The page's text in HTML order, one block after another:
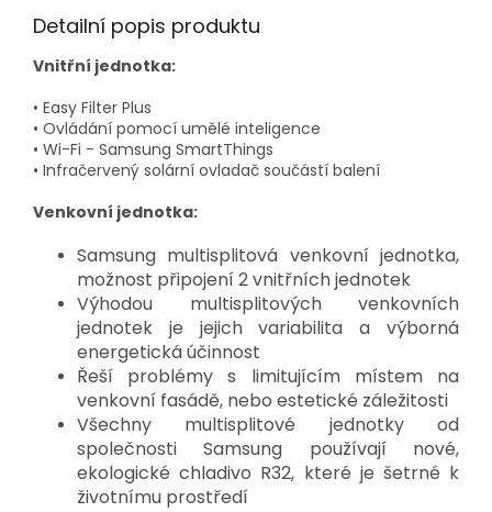
Detailní popis produktu
Vnitřní jednotka:
• Easy Filter Plus
• Ovládání pomocí umělé inteligence
• Wi-Fi - Samsung SmartThings
• Infračervený solární ovladač součástí balení
Venkovní jednotka:
Samsung multisplitová venkovní jednotka,
možnost připojení 2 vnitřních jednotek
Výhodou multisplitových venkovních
jednotek je jejich variabilita a výborná
energetická účinnost
Řeší problémy s limitujícím místem na
venkovní fasádě, nebo estetické záležitosti
Všechny multisplitové jednotky od
společnosti Samsung používají nové,
ekologické chladivo R32, které je šetrné k
životnímu prostředí